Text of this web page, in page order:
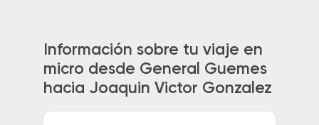
Información sobre tu viaje en
micro desde General Guemes
hacia Joaquin Victor Gonzalez